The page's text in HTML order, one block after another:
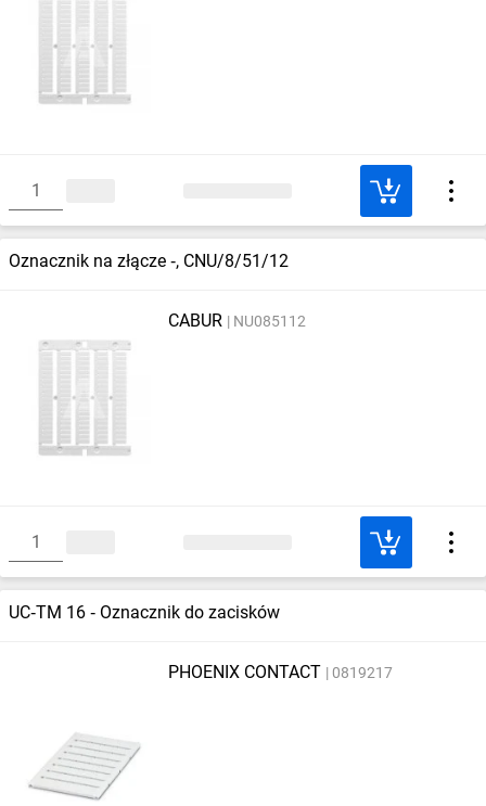
Oznacznik na złącze ‑, CNU/8/51/12
CABUR NU085112
UC‑TM 16 ‑ Oznacznik do zacisków
PHOENIX CONTACT 0819217